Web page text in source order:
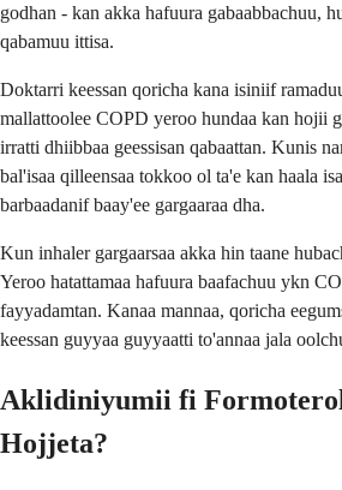
godhan - kan akka hafuura gabaabbachuu,
qabamuu ittisa.
Doktarri keessan qoricha kana isiniif
mallattoolee COPD yeroo hundaa kan hojii
irratti dhiibbaa geessisan qabaattan. Kunis
bal'isaa qilleensaa tokkoo ol ta'e kan haala
barbaadanif baay'ee gargaaraa dha.
Kun inhaler gargaarsaa akka hin taane
Yeroo hatattamaa hafuura baafachuu ykn
fayyadamtan. Kanaa mannaa, qoricha
keessan guyyaa guyyaatti to'annaa jala
Aklidiniyumii fi
Hojjeta?